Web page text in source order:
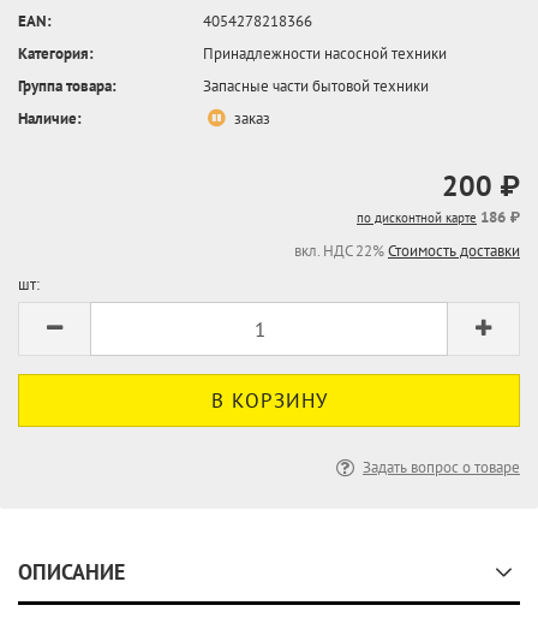
EAN:
4054278218366
Категория:
Принадлежности насосной техники
Группа товара:
Запасные части бытовой техники
Наличие:
заказ
200 ₽
по дисконтной карте 186 ₽
вкл. НДС 22%Стоимость доставки
шт:
Задать вопрос о товаре
ОПИСАНИЕ